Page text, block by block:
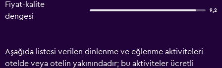
Fiyat-kalite
dengesi
9,2
Aşağıda listesi verilen dinlenme ve eğlenme aktiviteleri
otelde veya otelin yakınındadır; bu aktiviteler ücretli